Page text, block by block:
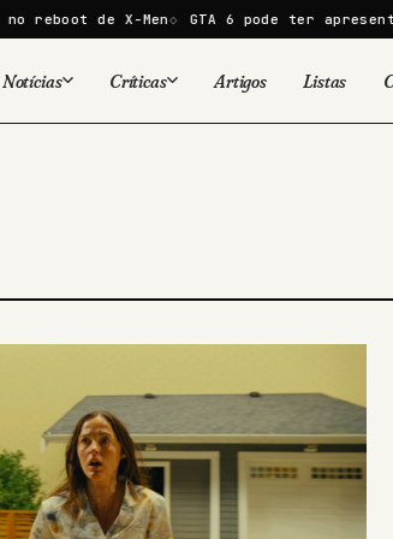
de X-Men GTA 6 pode ter apresentação
Notícias Críticas
Livros
Artigos Listas